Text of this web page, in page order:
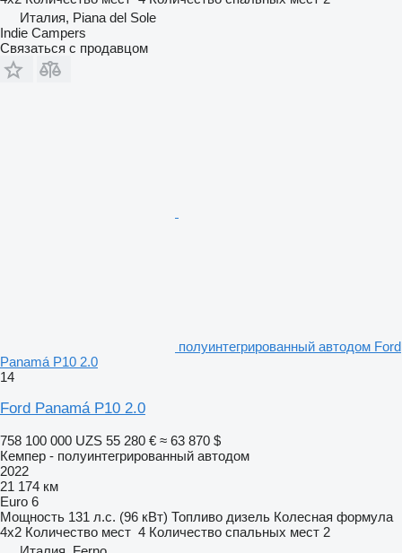
Италия, Piana del Sole
Indie Campers
Связаться с продавцом
полуинтегрированный автодом Ford
Panamá P10 2.0
14
Ford Panamá P10 2.0
758 100 000 UZS 55 280 € ≈ 63 870 $
Кемпер - полуинтегрированный автодом
2022
21 174 км
Euro 6
Мощность 131 л.с. (96 кВт) Топливо дизель Колесная формула
4x2 Количество мест 4 Количество спальных мест 2